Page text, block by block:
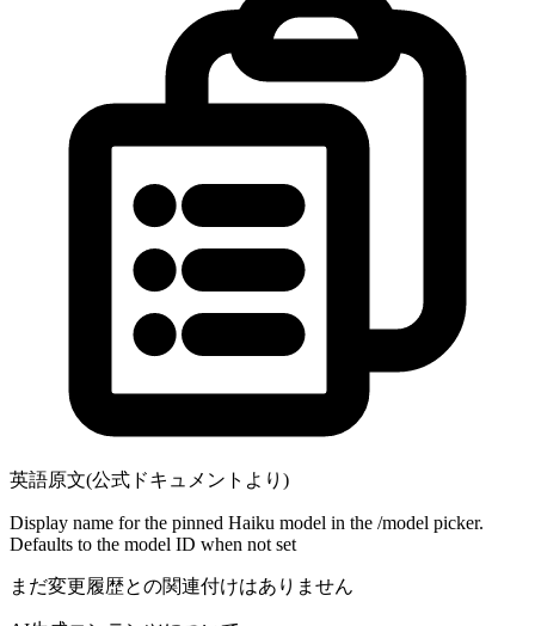
英語原文(公式ドキュメントより)
Display name for the pinned Haiku model in the /model picker.
Defaults to the model ID when not set
まだ変更履歴との関連付けはありません